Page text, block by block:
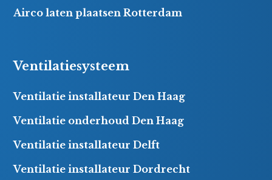
Airco laten plaatsen Rotterdam
Ventilatiesysteem
Ventilatie installateur Den Haag
Ventilatie onderhoud Den Haag
Ventilatie installateur Delft
Ventilatie installateur Dordrecht